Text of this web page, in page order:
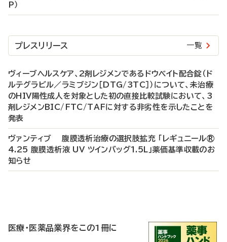
P）
プレスリリース 一覧
ヴィーブヘルスケア、2剤レジメンであるドウベイト配合錠（ド
ルテグラビル／ラミブジン［DTG/3TC］）について、未治療
のHIV陽性成人を対象とした初の直接比較試験において、3
剤レジメンBIC/FTC/TAFに対する非劣性を示したことを
発表
ヴァンティブ 腹膜透析治療の選択肢拡充 「レギュニール®
4.25 腹膜透析液 UV ツインバッグ1.5L」薬価基準収載のお
知らせ
医療・医薬品業界をこの1冊に